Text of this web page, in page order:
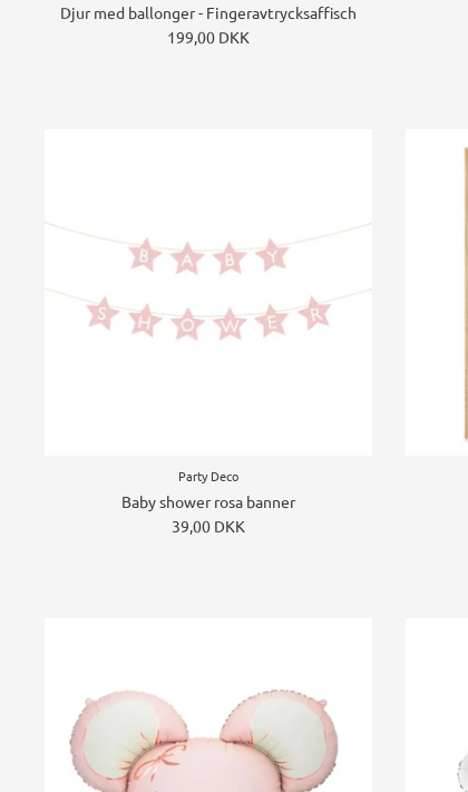
Djur med ballonger - Fingeravtrycksaffisch
199,00 DKK
Party Deco
Baby shower rosa banner
39,00 DKK